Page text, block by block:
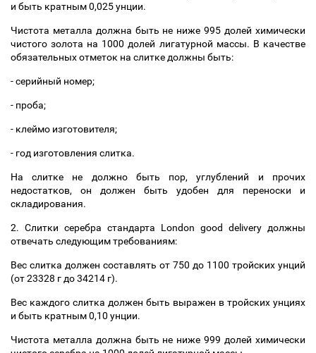
и быть кратным 0,025 унции.
Чистота металла должна быть не ниже 995 долей химически
чистого золота на 1000 долей лигатурной массы. В качестве
обязательных отметок на слитке должны быть:
- серийный номер;
- проба;
- клеймо изготовителя;
- год изготовления слитка.
На слитке не должно быть пор, углублений и прочих
недостатков, он должен быть удобен для переноски и
складирования.
2. Слитки серебра стандарта London good delivery должны
отвечать следующим требованиям:
Вес слитка должен составлять от 750 до 1100 тройских унций
(от 23328 г до 34214 г).
Вес каждого слитка должен быть выражен в тройских унциях
и быть кратным 0,10 унции.
Чистота металла должна быть не ниже 999 долей химически